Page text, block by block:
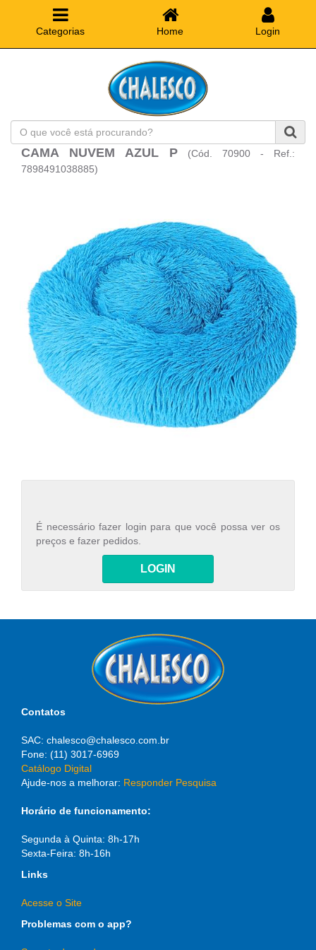
Categorias Home Login
que
você
está
CAMA NUVEM AZUL P
(Cód. 70900 - Ref.:
7898491038885)
É necessário fazer login para que você possa ver os
preços e fazer pedidos.
LOGIN
Contatos
SAC: chalesco@chalesco.com.br
Fone: (11) 3017-6969
Catálogo Digital
Ajude-nos a melhorar: Responder Pesquisa
Horário de funcionamento:
Segunda à Quinta: 8h-17h
Sexta-Feira: 8h-16h
Links
Acesse o Site
Problemas com o app?